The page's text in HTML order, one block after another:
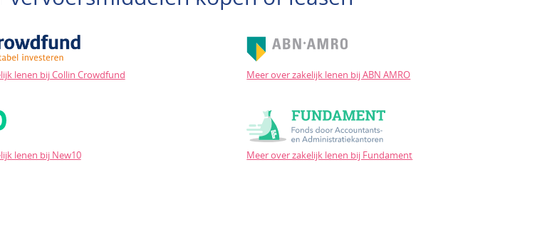
lenen bij Collin Crowdfund Meer over zakelijk lenen bij ABN AMRO
lenen bij New10 Meer over zakelijk lenen bij Fundament